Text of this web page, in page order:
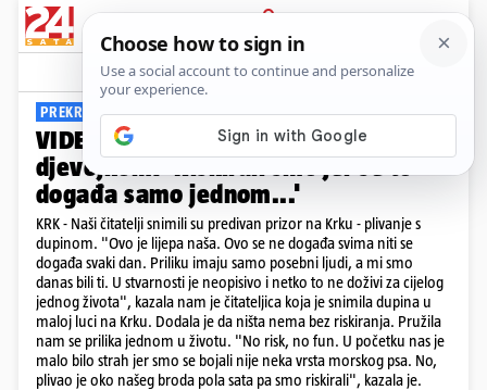
PRIJAVA
Viral Komentari
PREKRASAN PRIZOR
VIDEO Dupin na Krku plivao s
djevojkom: 'Riskirali smo jer se to
događa samo jednom...'
KRK - Naši čitatelji snimili su predivan prizor na Krku - plivanje s
dupinom. "Ovo je lijepa naša. Ovo se ne događa svima niti se
događa svaki dan. Priliku imaju samo posebni ljudi, a mi smo
danas bili ti. U stvarnosti je neopisivo i netko to ne doživi za cijelog
jednog života", kazala nam je čitateljica koja je snimila dupina u
maloj luci na Krku. Dodala je da ništa nema bez riskiranja. Pružila
nam se prilika jednom u životu. "No risk, no fun. U početku nas je
malo bilo strah jer smo se bojali nije neka vrsta morskog psa. No,
plivao je oko našeg broda pola sata pa smo riskirali", kazala je.